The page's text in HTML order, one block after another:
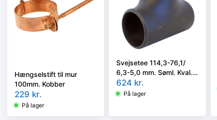
Hængselstift til mur
100mm. Kobber
229 kr.
På lager
Svejsetee 114,3-76,1/
6,3-5,0 mm. Søml. Kval.
P235GH, DIN 1615/1 el.
EN 10253-2/A i vort valg
624 kr.
På lager